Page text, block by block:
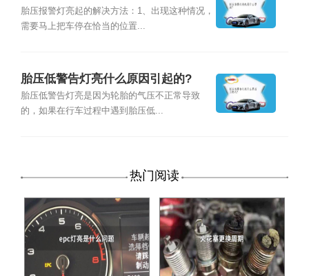
胎压报警灯亮起的解决方法：1、出现这种情况，
需要马上把车停在恰当的位置...
胎压低警告灯亮什么原因引起的?
胎压低警告灯亮是因为轮胎的气压不正常导致
的，如果在行车过程中遇到胎压低...
热门阅读